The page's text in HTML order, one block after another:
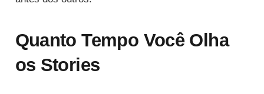
Quanto Tempo Você Olha
os Stories